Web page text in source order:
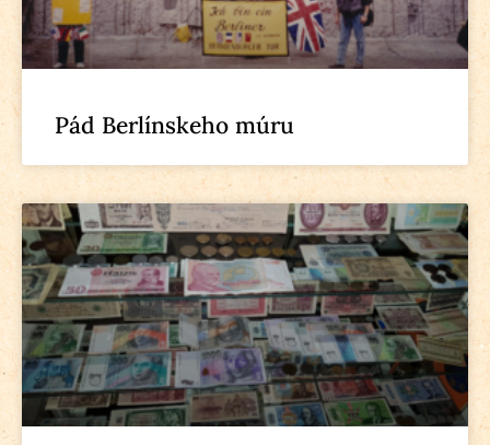
Pád Berlínskeho múru